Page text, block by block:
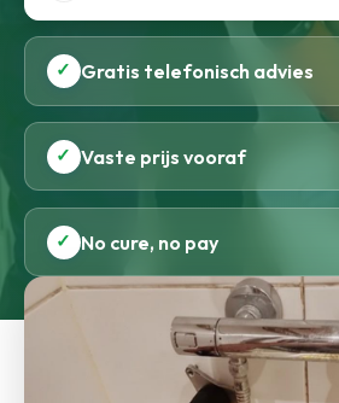
✓ Gratis telefonisch advies
✓ Vaste prijs vooraf
✓ No cure, no pay